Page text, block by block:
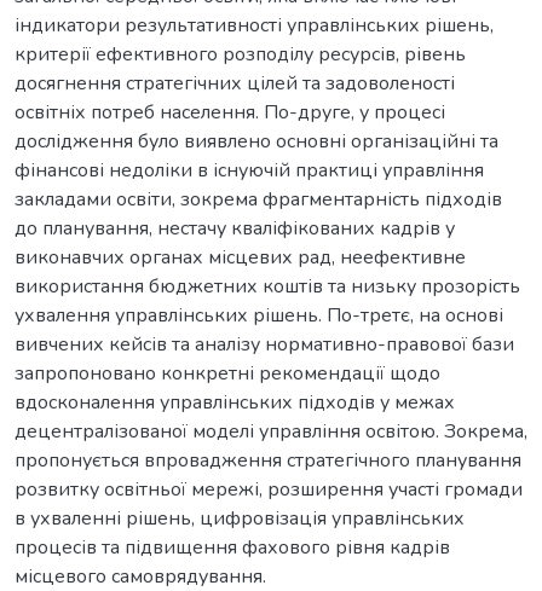
індикатори результативності управлінських рішень,
критерії ефективного розподілу ресурсів, рівень
досягнення стратегічних цілей та задоволеності
освітніх потреб населення. По-друге, у процесі
дослідження було виявлено основні організаційні та
фінансові недоліки в існуючій практиці управління
закладами освіти, зокрема фрагментарність підходів
до планування, нестачу кваліфікованих кадрів у
виконавчих органах місцевих рад, неефективне
використання бюджетних коштів та низьку прозорість
ухвалення управлінських рішень. По-третє, на основі
вивчених кейсів та аналізу нормативно-правової бази
запропоновано конкретні рекомендації щодо
вдосконалення управлінських підходів у межах
децентралізованої моделі управління освітою. Зокрема,
пропонується впровадження стратегічного планування
розвитку освітньої мережі, розширення участі громади
в ухваленні рішень, цифровізація управлінських
процесів та підвищення фахового рівня кадрів
місцевого самоврядування.